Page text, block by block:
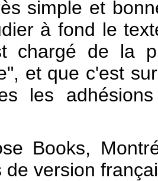
simple et
à fond le
chargé de la
et que c'est
les
Books,
de version